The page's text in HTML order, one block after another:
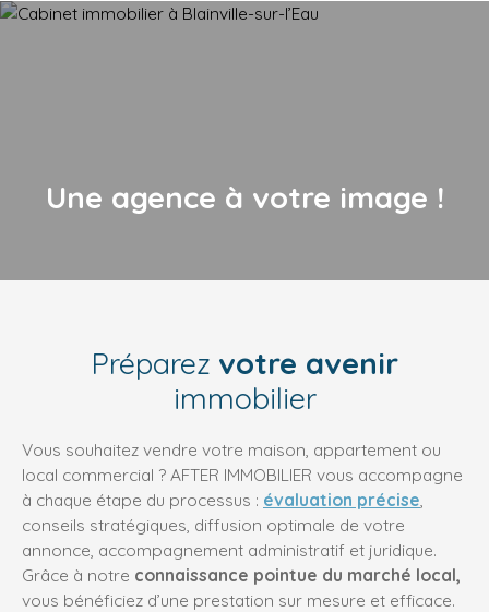
Une agence à votre image !
Préparez votre avenir
immobilier
Vous souhaitez vendre votre maison, appartement ou
local commercial ? AFTER IMMOBILIER vous accompagne
à chaque étape du processus : évaluation précise,
conseils stratégiques, diffusion optimale de votre
annonce, accompagnement administratif et juridique.
Grâce à notre connaissance pointue du marché local,
vous bénéficiez d’une prestation sur mesure et efficace.